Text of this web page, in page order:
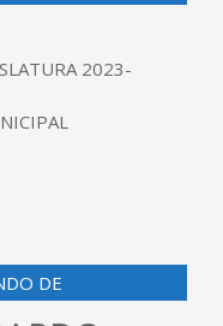
2023-
DE